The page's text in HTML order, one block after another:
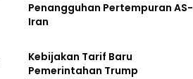
Penangguhan Pertempuran AS-
Iran
Kebijakan Tarif Baru
Pemerintahan Trump